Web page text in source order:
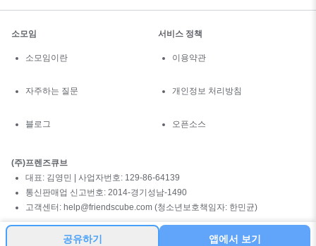
공유하기 앱에서 보기
소모임
소모임이란
자주하는 질문
블로그
서비스 정책
이용약관
개인정보 처리방침
오픈소스
(주)프렌즈큐브
대표: 김영민 | 사업자번호: 129-86-64139
통신판매업 신고번호: 2014-경기성남-1490
고객센터: help@friendscube.com (청소년보호책임자: 한민균)